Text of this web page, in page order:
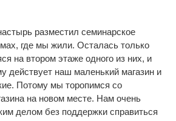
разместил семинарское
где мы жили. Осталась только
на втором этаже одного из них, и
действует наш маленький магазин и
Потому мы торопимся со
на новом месте. Нам очень
делом без поддержки справиться